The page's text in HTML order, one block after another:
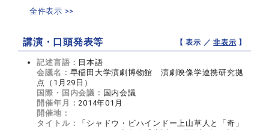
全件表示 >>
講演・口頭発表等 【 表示 ／非表示 】
記述言語： 日本語
会議名： 早稲田大学演劇博物館 演劇映像学連携研究拠
点（1月29日）
国際・国内会議： 国内会議
開催年月： 2014年01月
開催地：
タイトル：
「シャドウ・ビハインドー上山草人と「奇」